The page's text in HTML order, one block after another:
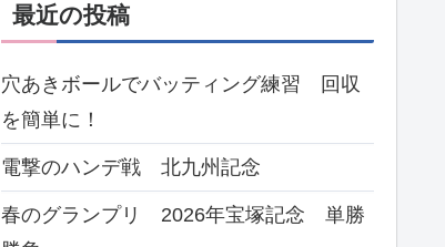
最近の投稿
穴あきボールでバッティング練習 回収
を簡単に！
電撃のハンデ戦 北九州記念
春のグランプリ 2026年宝塚記念 単勝